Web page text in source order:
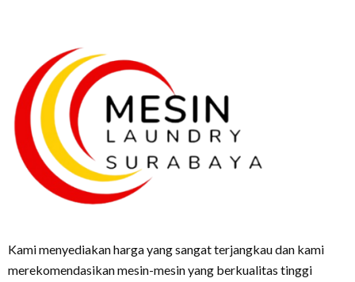
Kami menyediakan harga yang sangat terjangkau dan kami
merekomendasikan mesin-mesin yang berkualitas tinggi